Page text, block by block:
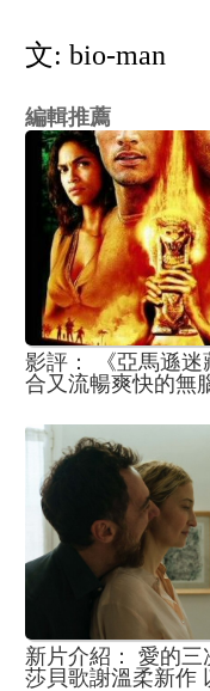
文: bio-man
編輯推薦
影評： 《亞馬遜迷
合又流暢爽快的無
新片介紹： 愛的三
莎貝歌謝溫柔新作